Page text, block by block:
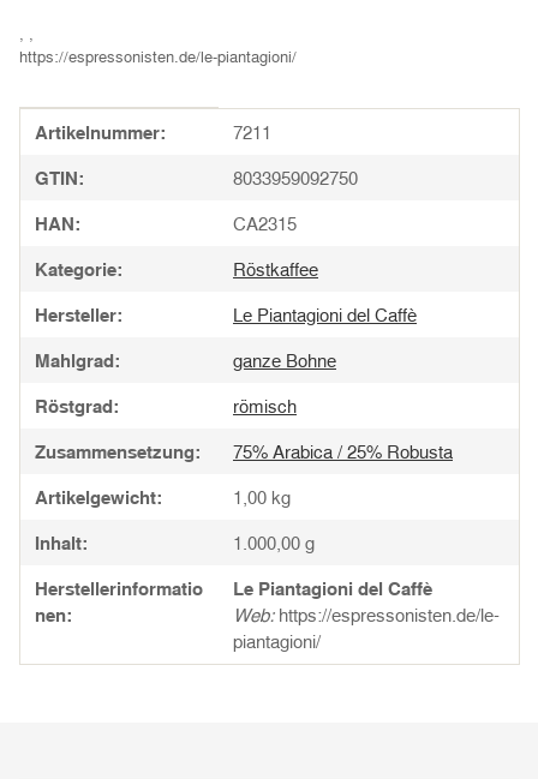
, ,
https://espressonisten.de/le-piantagioni/
Produkteigenschaft
Wert
Artikelnummer: 7211
GTIN: 8033959092750
HAN: CA2315
Kategorie: Röstkaffee
Hersteller: Le Piantagioni del Caffè
Mahlgrad: ganze Bohne
Röstgrad: römisch
Zusammensetzung: 75% Arabica / 25% Robusta
Artikelgewicht: 1,00 kg
Inhalt: 1.000,00 g
Herstellerinformatio
nen:
Le Piantagioni del Caffè
Web:https://espressonisten.de/le-
piantagioni/